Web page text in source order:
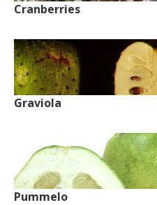
Cranberries
Graviola
Pummelo